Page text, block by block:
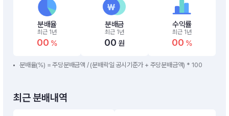
분배율
최근 1년
00 %
분배금
최근 1년
00 원
수익률
최근 1년
00 %
분배율(%) = 주당분배금액 / (분배락일 공시기준가 + 주당분배금액) * 100
최근 분배내역